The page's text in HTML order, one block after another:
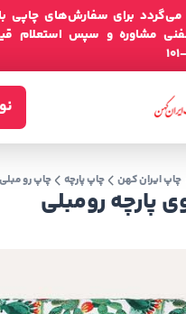
برای سفارش‌های چاپی با
مشاوره و سپس استعلام
پارچه رومبلی
چاپ ایران کهن چاپ پارچه چاپ رو مبلی